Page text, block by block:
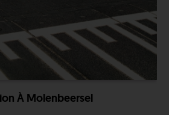
À Molenbeersel